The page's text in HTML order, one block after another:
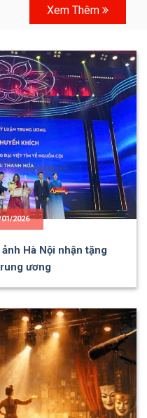
Xem Thêm
2026
Hà Nội nhận tặng
ương